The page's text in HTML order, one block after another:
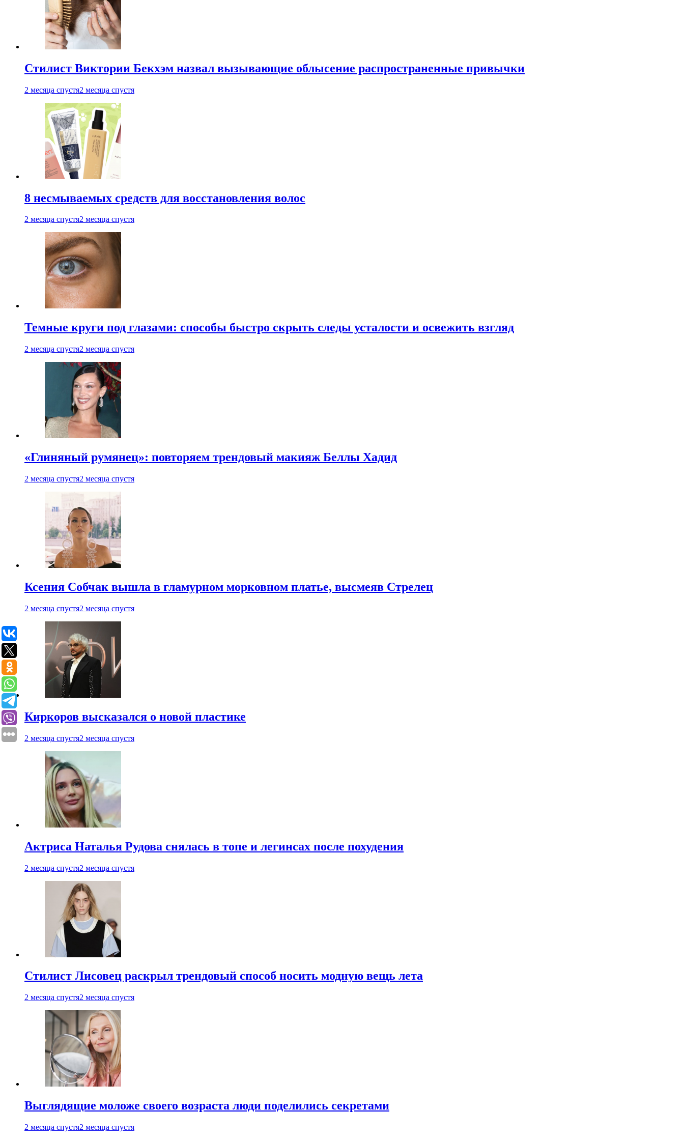
Стилист Виктории Бекхэм назвал вызывающие облысение распространенные привычки
2 месяца спустя2 месяца спустя
8 несмываемых средств для восстановления волос
2 месяца спустя2 месяца спустя
Темные круги под глазами: способы быстро скрыть следы усталости и освежить взгляд
2 месяца спустя2 месяца спустя
«Глиняный румянец»: повторяем трендовый макияж Беллы Хадид
2 месяца спустя2 месяца спустя
Ксения Собчак вышла в гламурном морковном платье, высмеяв Стрелец
2 месяца спустя2 месяца спустя
Киркоров высказался о новой пластике
2 месяца спустя2 месяца спустя
Актриса Наталья Рудова снялась в топе и легинсах после похудения
2 месяца спустя2 месяца спустя
Стилист Лисовец раскрыл трендовый способ носить модную вещь лета
2 месяца спустя2 месяца спустя
Выглядящие моложе своего возраста люди поделились секретами
2 месяца спустя2 месяца спустя